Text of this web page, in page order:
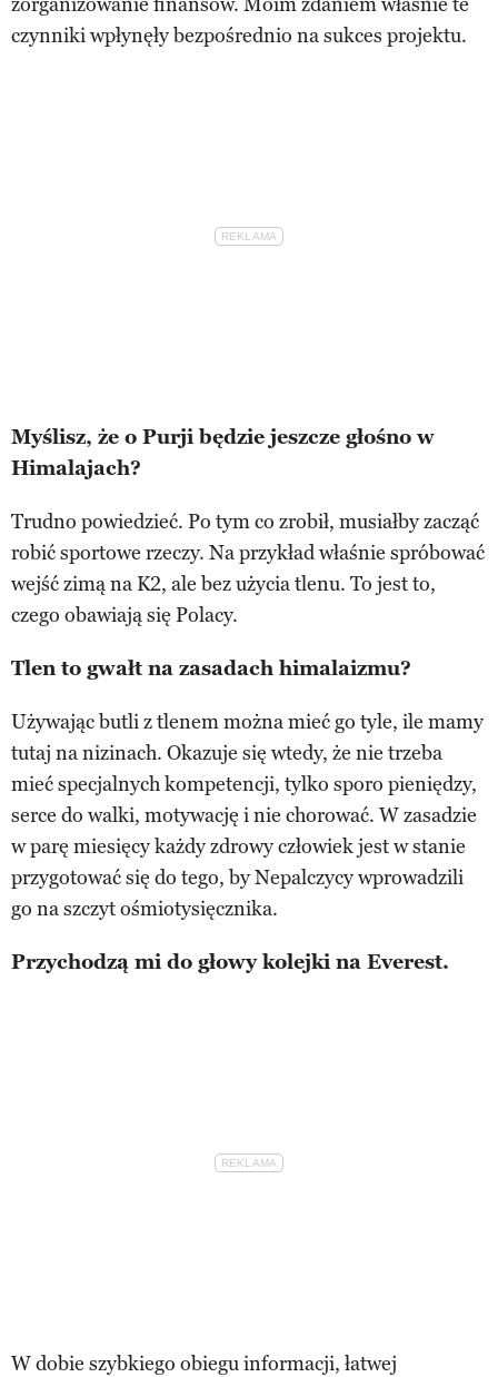
czynniki wpłynęły bezpośrednio na sukces projektu.
Myślisz, że o Purji będzie jeszcze głośno w
Himalajach?
Trudno powiedzieć. Po tym co zrobił, musiałby zacząć
robić sportowe rzeczy. Na przykład właśnie spróbować
wejść zimą na K2, ale bez użycia tlenu. To jest to,
czego obawiają się Polacy.
Tlen to gwałt na zasadach himalaizmu?
Używając butli z tlenem można mieć go tyle, ile mamy
tutaj na nizinach. Okazuje się wtedy, że nie trzeba
mieć specjalnych kompetencji, tylko sporo pieniędzy,
serce do walki, motywację i nie chorować. W zasadzie
w parę miesięcy każdy zdrowy człowiek jest w stanie
przygotować się do tego, by Nepalczycy wprowadzili
go na szczyt ośmiotysięcznika.
Przychodzą mi do głowy kolejki na Everest.
W dobie szybkiego obiegu informacji, łatwej